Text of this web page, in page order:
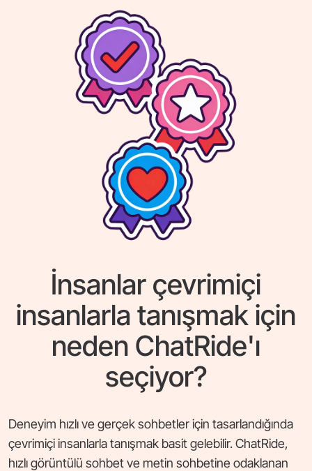
İnsanlar çevrimiçi
insanlarla tanışmak için
neden ChatRide'ı
seçiyor?
Deneyim hızlı ve gerçek sohbetler için tasarlandığında
çevrimiçi insanlarla tanışmak basit gelebilir. ChatRide,
hızlı görüntülü sohbet ve metin sohbetine odaklanan